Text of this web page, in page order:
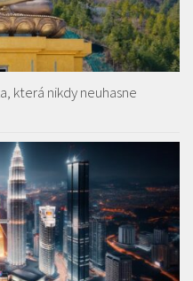
která nikdy neuhasne